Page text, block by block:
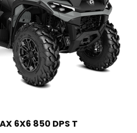
6X6 850 DPS T